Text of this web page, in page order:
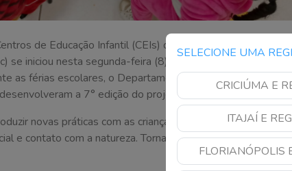
SELECIONE UMA
CRICIÚMA E
ITAJAÍ E
FLORIANÓPOLIS
de Educação Infantil (CEIs) da Associação Feminina de
se iniciou nesta segunda-feira (8). Pensando em atender os
as férias escolares, o Departamento de Educação Infantil
a 7° edição do projeto Férias de Inverno.
novas práticas com as crianças, com o incentivo a
e contato com a natureza. Tornando o momento mais